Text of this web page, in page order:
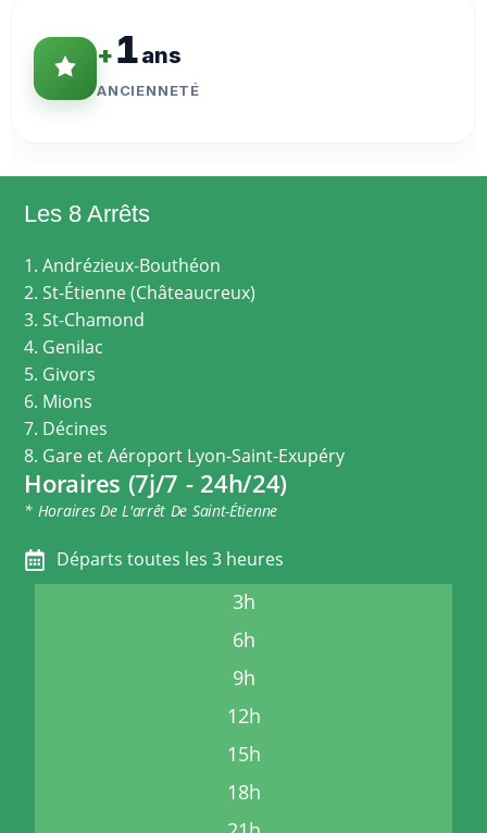
+1ans
ANCIENNETÉ
Les 8 Arrêts
1. Andrézieux-Bouthéon
2. St-Étienne (Châteaucreux)
3. St-Chamond
4. Genilac
5. Givors
6. Mions
7. Décines
8. Gare et Aéroport Lyon-Saint-Exupéry
Horaires (7j/7 - 24h/24)
* Horaires De L'arrêt De Saint-Étienne
Départs toutes les 3 heures
3h
6h
9h
12h
15h
18h